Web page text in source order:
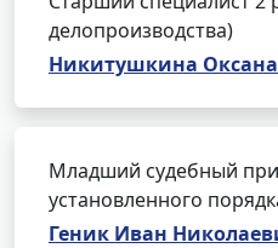
делопроизводства)
Никитушкина
Младший судебный
установленного
Геник Иван